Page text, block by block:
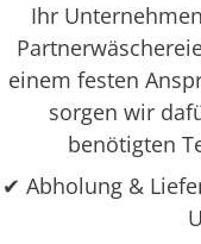
Ihr
einem festen
sorgen wir
benötigten
✔ Abholung &